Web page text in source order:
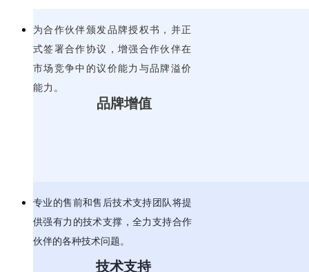
为合作伙伴颁发品牌授权书，并正
式签署合作协议，增强合作伙伴在
市场竞争中的议价能力与品牌溢价
能力。
品牌增值
专业的售前和售后技术支持团队将提
供强有力的技术支撑，全力支持合作
伙伴的各种技术问题。
技术支持